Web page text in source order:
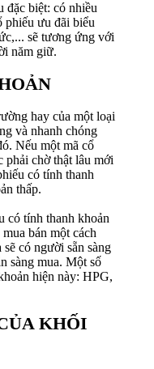
đặc biệt: có nhiều
phiếu ưu đãi biểu
sẽ tương ứng với
năm giữ.
hay của một loại
và nhanh chóng
Nếu một mã cổ
phải chờ thật lâu mới
có tính thanh
thấp.
có tính thanh khoản
bán một cách
có người sẵn sàng
sàng mua. Một số
hiện này: HPG,
KHỐI